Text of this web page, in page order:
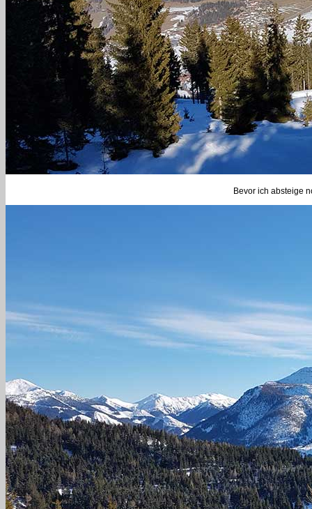
Bevor ich absteige